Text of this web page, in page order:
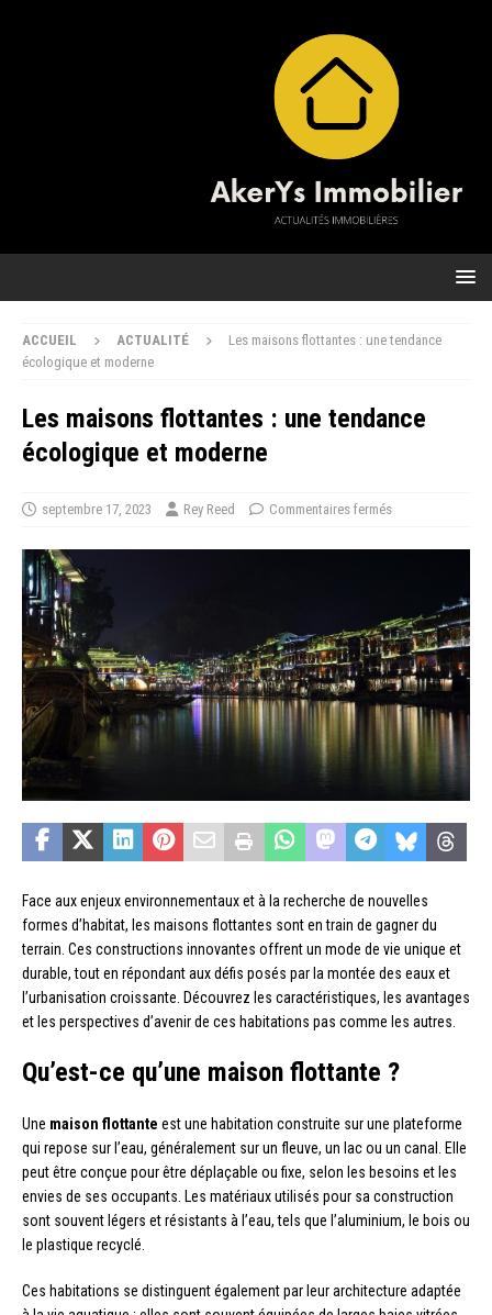
ACCUEIL ACTUALITÉ
Les maisons flottantes : une tendance
écologique et moderne
Les maisons flottantes : une tendance
écologique et moderne
septembre 17, 2023 Rey Reed Commentaires fermés
Face aux enjeux environnementaux et à la recherche de nouvelles
formes d’habitat, les maisons flottantes sont en train de gagner du
terrain. Ces constructions innovantes offrent un mode de vie unique et
durable, tout en répondant aux défis posés par la montée des eaux et
l’urbanisation croissante. Découvrez les caractéristiques, les avantages
et les perspectives d’avenir de ces habitations pas comme les autres.
Qu’est-ce qu’une maison flottante ?
Une maison flottante est une habitation construite sur une plateforme
qui repose sur l’eau, généralement sur un fleuve, un lac ou un canal. Elle
peut être conçue pour être déplaçable ou fixe, selon les besoins et les
envies de ses occupants. Les matériaux utilisés pour sa construction
sont souvent légers et résistants à l’eau, tels que l’aluminium, le bois ou
le plastique recyclé.
Ces habitations se distinguent également par leur architecture adaptée